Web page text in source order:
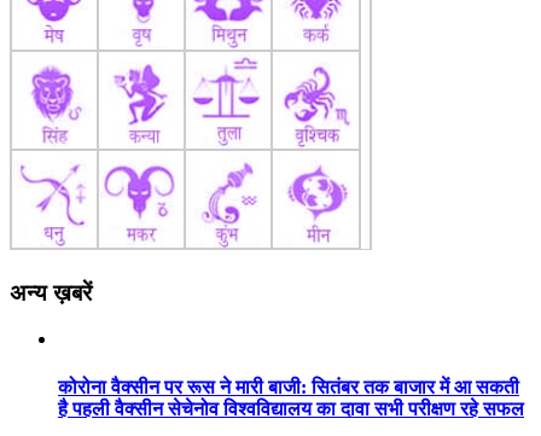
अन्य ख़बरें
कोरोना वैक्सीन पर रूस ने मारी बाजी: सितंबर तक बाजार में आ सकती
है पहली वैक्सीन सेचेनोव विश्वविद्यालय का दावा सभी परीक्षण रहे सफल